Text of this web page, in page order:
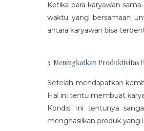
Ketika para karyawan
waktu yang bersamaan
antara karyawan bisa
3. Meningkatkan Produktivitas
Setelah mendapatkan
Hal ini tentu membuat
Kondisi ini tentunya
menghasilkan produk yang